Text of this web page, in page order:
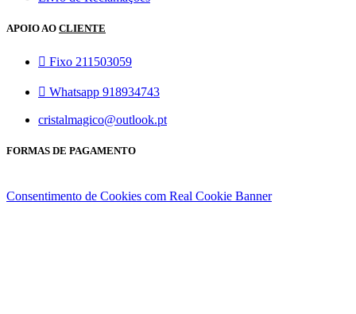
APOIO AO CLIENTE
Fixo 211503059
Whatsapp 918934743
cristalmagico@outlook.pt
FORMAS DE PAGAMENTO
Consentimento de Cookies com Real Cookie Banner